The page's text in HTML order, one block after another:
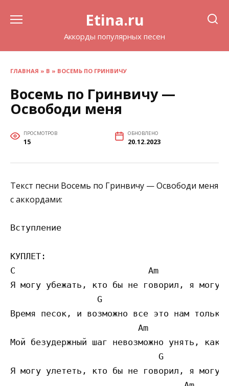
Etina.ru
Аккорды популярных песен
ГЛАВНАЯ » В » ВОСЕМЬ ПО ГРИНВИЧУ
Восемь по Гринвичу —
Освободи меня
ПРОСМОТРОВ
15
ОБНОВЛЕНО
20.12.2023
Текст песни Восемь по Гринвичу — Освободи меня
с аккордами:
Вступление
КУПЛЕТ:
C                          Am
Я могу убежать, кто бы не говорил, я могу
G
Время песок, и возможно все это нам только
Am
Мой безудержный шаг невозможно унять, как
G
Я могу улететь, кто бы не говорил, я могу